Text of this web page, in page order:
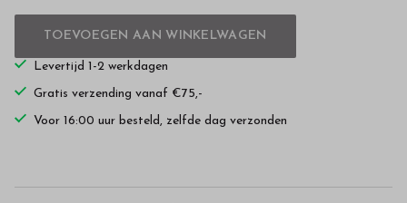
TOEVOEGEN AAN WINKELWAGEN
Levertijd 1-2 werkdagen
Gratis verzending vanaf €75,-
Voor 16:00 uur besteld, zelfde dag verzonden